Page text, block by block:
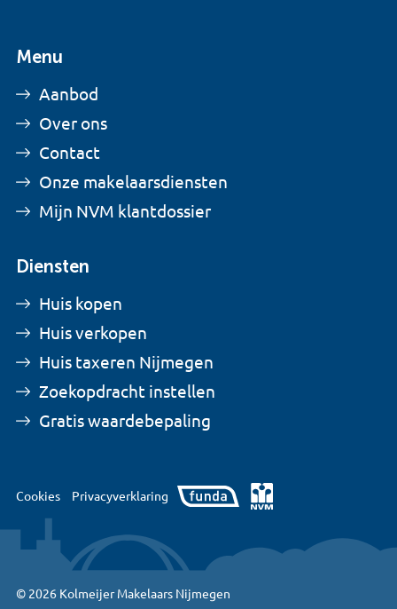
Menu
Aanbod
Over ons
Contact
Onze makelaarsdiensten
Mijn NVM klantdossier
Diensten
Huis kopen
Huis verkopen
Huis taxeren Nijmegen
Zoekopdracht instellen
Gratis waardebepaling
© 2026 Kolmeijer Makelaars Nijmegen
Cookies Privacyverklaring